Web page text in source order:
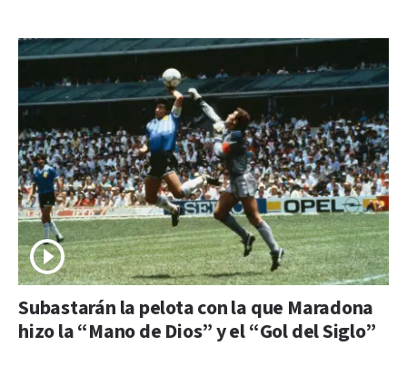
Subastarán la pelota con la que Maradona
hizo la “Mano de Dios” y el “Gol del Siglo”